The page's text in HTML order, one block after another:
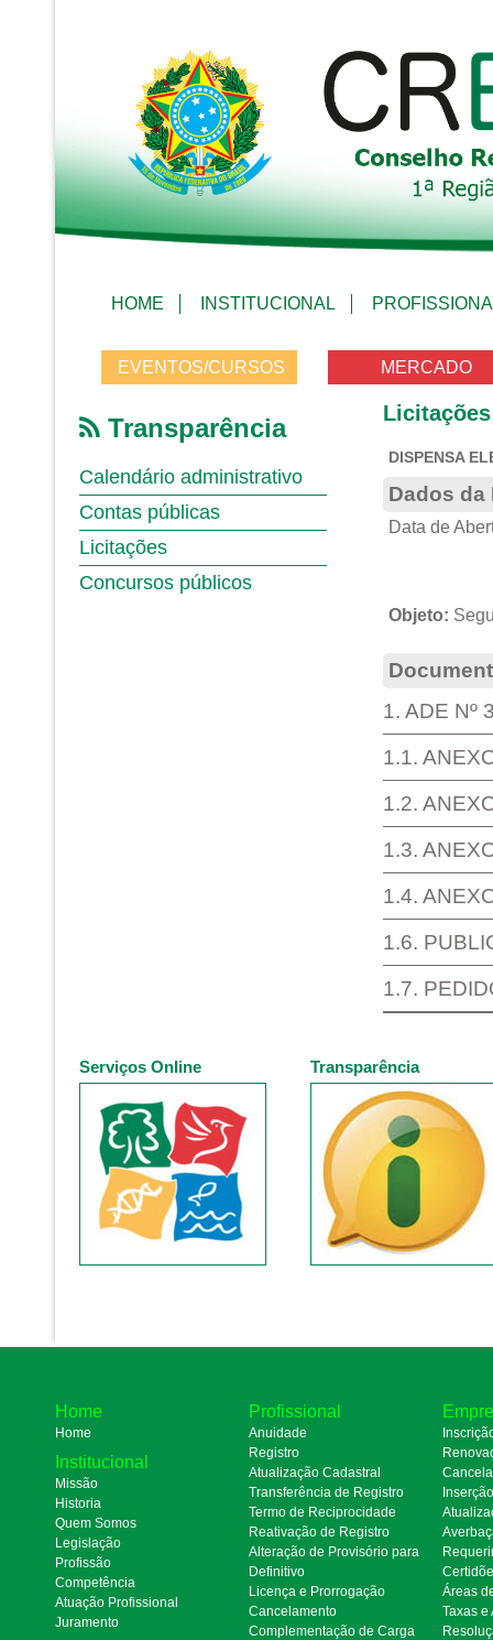
HOME INSTITUCIONAL
EVENTOS/CURSOS MERCADO
Transparência
Calendário administrativo
Contas públicas
Licitações
Concursos públicos
DISPENSA
Dados da
Data de
Objeto:
1. ADE Nº
1.1.
1.2.
1.3.
1.4.
1.6.
1.7.
Serviços Online Transparência
Home
Home
Institucional
Missão
Historia
Quem Somos
Legislação
Profissão
Competência
Atuação Profissional
Juramento
Profissional
Anuidade
Registro
Atualização Cadastral
Transferência de Registro
Termo de Reciprocidade
Reativação de Registro
Alteração de Provisório para
Definitivo
Licença e Prorrogação
Cancelamento
Complementação de Carga
Áreas
Taxas e